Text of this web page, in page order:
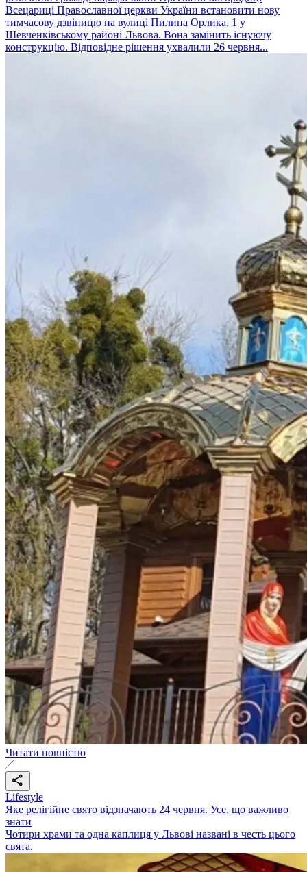
Всецариці Православної церкви України встановити нову
тимчасову дзвіницю на вулиці Пилипа Орлика, 1 у
Шевченківському районі Львова. Вона замінить існуючу
конструкцію. Відповідне рішення ухвалили 26 червня...
Читати повністю
Lifestyle
Яке релігійне свято відзначають 24 червня. Усе, що важливо
знати
Чотири храми та одна каплиця у Львові названі в честь цього
свята.